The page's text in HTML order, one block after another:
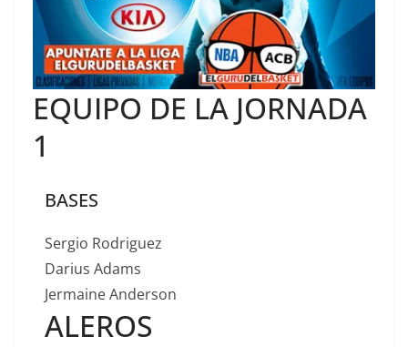
EQUIPO DE LA JORNADA
1
BASES
Sergio Rodriguez
Darius Adams
Jermaine Anderson
ALEROS